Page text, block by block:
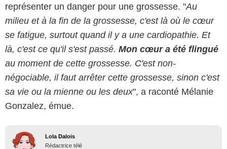
représenter un danger pour une grossesse. "Au
milieu et à la fin de la grossesse, c'est là où le cœur
se fatigue, surtout quand il y a une cardiopathie. Et
là, c'est ce qu'il s'est passé. Mon cœur a été flingué
au moment de cette grossesse. C'est non-
négociable, il faut arrêter cette grossesse, sinon c'est
sa vie ou la mienne ou les deux", a raconté Mélanie
Gonzalez, émue.
Lola Dalois
Rédactrice télé